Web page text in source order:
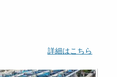
詳細はこちら